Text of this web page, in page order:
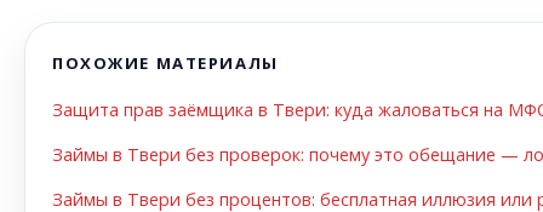
ПОХОЖИЕ МАТЕРИАЛЫ
Защита прав заёмщика в Твери: куда жаловаться на
Займы в Твери без проверок: почему это обещание —
Займы в Твери без процентов: бесплатная иллюзия или